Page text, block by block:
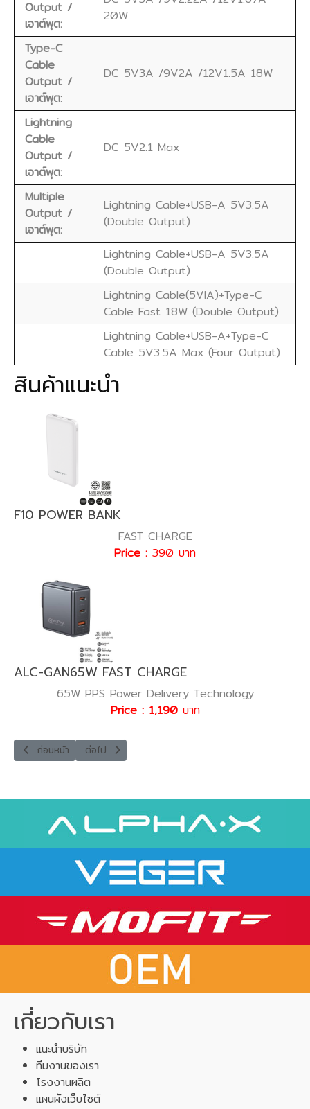
Output /
เอาต์พุต:
20W
Type-C
Cable
Output /
เอาต์พุต:
DC 5V3A /9V2A /12V1.5A 18W
Lightning
Cable
Output /
เอาต์พุต:
DC 5V2.1 Max
Multiple
Output /
เอาต์พุต:
Lightning Cable+USB-A 5V3.5A
(Double Output)
Lightning Cable+USB-A 5V3.5A
(Double Output)
Lightning Cable(5VIA)+Type-C
Cable Fast 18W (Double Output)
Lightning Cable+USB-A+Type-C
Cable 5V3.5A Max (Four Output)
สินค้าแนะนำ
F10 POWER BANK
FAST CHARGE
Price : 390 บาท
ALC-GAN65W FAST CHARGE
65W PPS Power Delivery Technology
Price : 1,190บาท
เนื้อหาก่อนหน้า: ALC-20PD-INT POWER BANK
ก่อนหน้า เนื้อหาถัดไป: ALP-20WPD POWER BANK
ต่อไป
เกี่ยวกับเรา
แนะนำบริษัท
ทีมงานของเรา
โรงงานผลิต
แผนผังเว็บไซต์